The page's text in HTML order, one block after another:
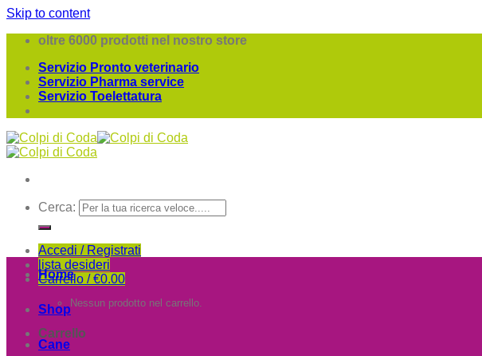
Skip to content
oltre 6000 prodotti nel nostro store
Servizio Pronto veterinario
Servizio Pharma service
Servizio Toelettatura
Cerca:
Accedi / Registrati
lista desideri
Carrello /€0.00
Nessun prodotto nel carrello.
Carrello
Home
Shop
Cane